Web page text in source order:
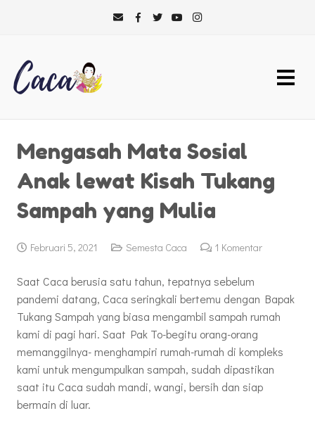
Mengasah Mata Sosial
Anak lewat Kisah Tukang
Sampah yang Mulia
Februari 5, 2021 Semesta Caca 1 Komentar
Saat Caca berusia satu tahun, tepatnya sebelum
pandemi datang, Caca seringkali bertemu dengan Bapak
Tukang Sampah yang biasa mengambil sampah rumah
kami di pagi hari. Saat Pak To-begitu orang-orang
memanggilnya- menghampiri rumah-rumah di kompleks
kami untuk mengumpulkan sampah, sudah dipastikan
saat itu Caca sudah mandi, wangi, bersih dan siap
bermain di luar.